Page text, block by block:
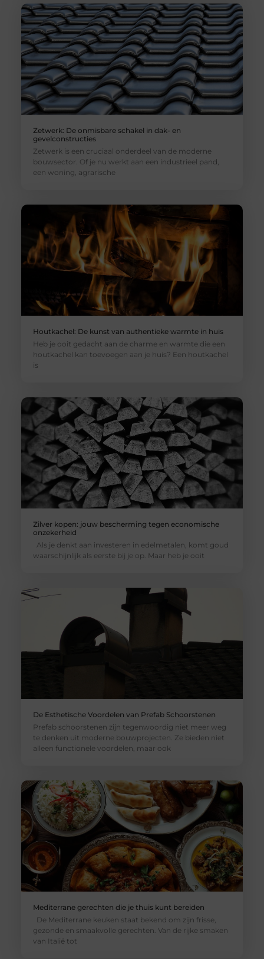
Zetwerk: De onmisbare schakel in dak- en
gevelconstructies
Zetwerk is een cruciaal onderdeel van de moderne
bouwsector. Of je nu werkt aan een industrieel pand,
een woning, agrarische
Houtkachel: De kunst van authentieke warmte in huis
Heb je ooit gedacht aan de charme en warmte die een
houtkachel kan toevoegen aan je huis? Een houtkachel
is
Zilver kopen: jouw bescherming tegen economische
onzekerheid
Als je denkt aan investeren in edelmetalen, komt goud
waarschijnlijk als eerste bij je op. Maar heb je ooit
De Esthetische Voordelen van Prefab Schoorstenen
Prefab schoorstenen zijn tegenwoordig niet meer weg
te denken uit moderne bouwprojecten. Ze bieden niet
alleen functionele voordelen, maar ook
Mediterrane gerechten die je thuis kunt bereiden
De Mediterrane keuken staat bekend om zijn frisse,
gezonde en smaakvolle gerechten. Van de rijke smaken
van Italië tot